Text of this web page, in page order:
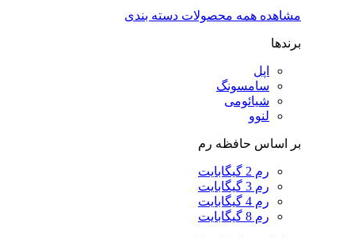
مشاهده همه محصولات دسته بندی
برندها
اپل
سامسونگ
شیائومی
لنوو
بر اساس حافظه رم
رم 2 گیگابایت
رم 3 گیگابایت
رم 4 گیگابایت
رم 8 گیگابایت